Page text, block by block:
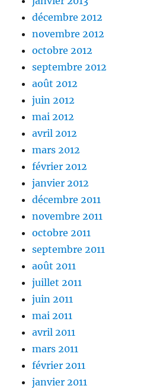
décembre 2012
novembre 2012
octobre 2012
septembre 2012
août 2012
juin 2012
mai 2012
avril 2012
mars 2012
février 2012
janvier 2012
décembre 2011
novembre 2011
octobre 2011
septembre 2011
août 2011
juillet 2011
juin 2011
mai 2011
avril 2011
mars 2011
février 2011
janvier 2011